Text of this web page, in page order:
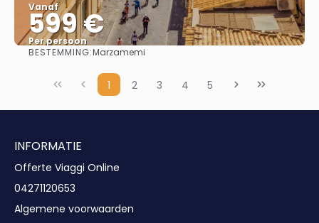
Vanaf
599 €
Per persoon
BESTEMMING:Marzamemi
1 2 3 4 5
INFORMATIE
Offerte Viaggi Online
04271120653
Algemene voorwaarden